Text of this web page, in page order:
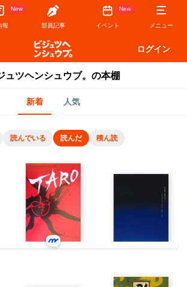
New
報 部員記事
New
イベント メニュー
ログイン
ュツヘンシュウブ。の本棚
新着 人気
読んでいる 読んだ 積ん読